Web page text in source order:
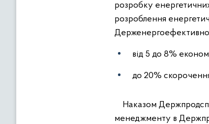
розробку
розроблення
від 5 до 8%
до 20%
Наказом
менеджменту в